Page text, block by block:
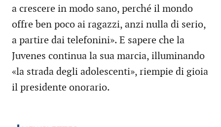
a crescere in modo sano, perché il mondo
offre ben poco ai ragazzi, anzi nulla di serio,
a partire dai telefonini». E sapere che la
Juvenes continua la sua marcia, illuminando
«la strada degli adolescenti», riempie di gioia
il presidente onorario.